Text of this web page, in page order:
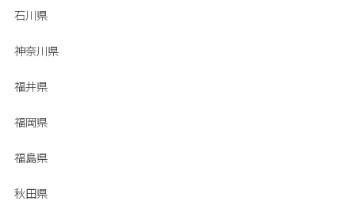
石川県
神奈川県
福井県
福岡県
福島県
秋田県